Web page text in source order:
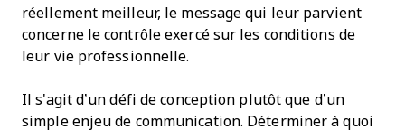
réellement meilleur, le message qui leur parvient
concerne le contrôle exercé sur les conditions de
leur vie professionnelle.
Il s'agit d’un défi de conception plutôt que d’un
simple enjeu de communication. Déterminer à quoi